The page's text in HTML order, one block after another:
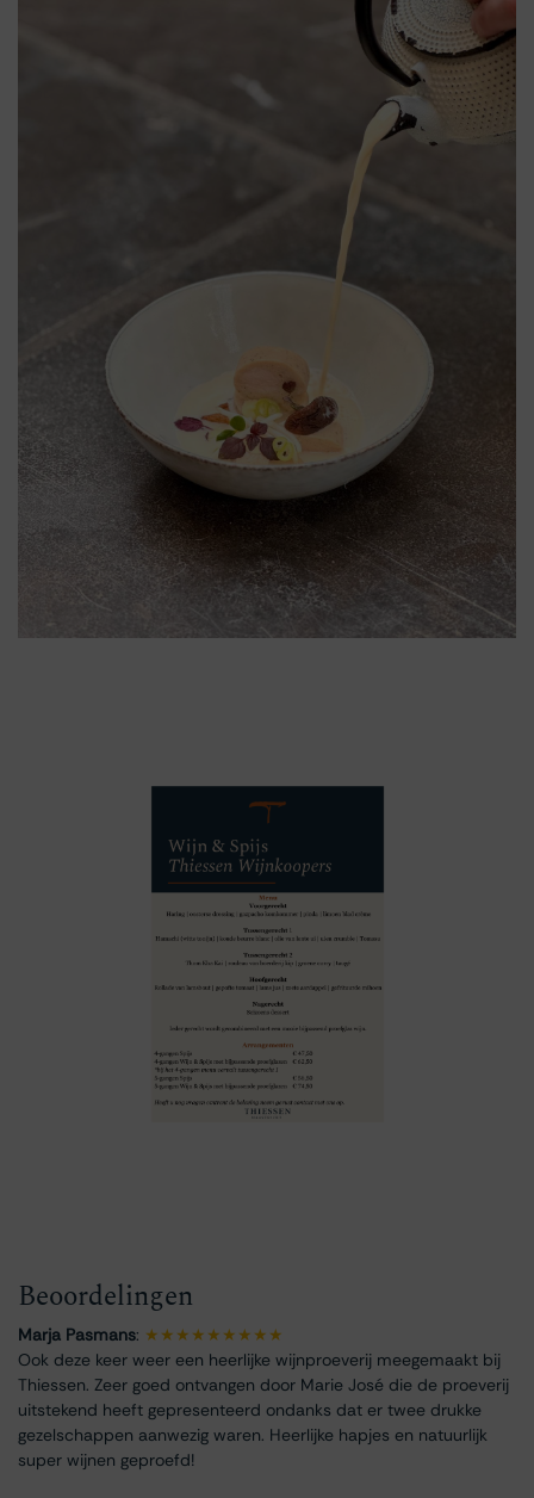
Beoordelingen
Marja Pasmans: ★★★★★★★★★
Ook deze keer weer een heerlijke wijnproeverij meegemaakt bij
Thiessen. Zeer goed ontvangen door Marie José die de proeverij
uitstekend heeft gepresenteerd ondanks dat er twee drukke
gezelschappen aanwezig waren. Heerlijke hapjes en natuurlijk
super wijnen geproefd!